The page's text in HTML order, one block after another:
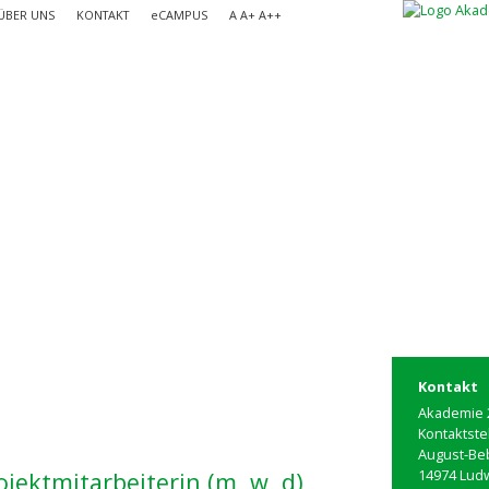
UNS KONTAKT eCAMPUS A A+ A++
Kontakt
Akademie
August-
14974
(m, w, d)